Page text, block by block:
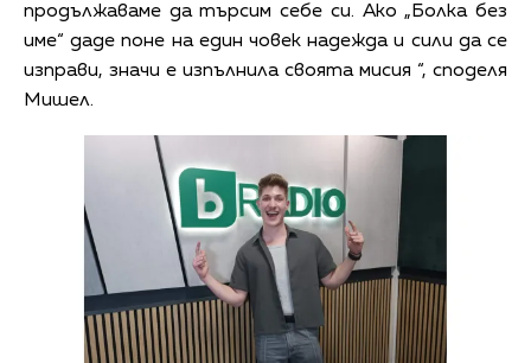
продължаваме да търсим себе си. Ако „Болка без
име“ даде поне на един човек надежда и сили да се
изправи, значи е изпълнила своята мисия “, споделя
Мишел.